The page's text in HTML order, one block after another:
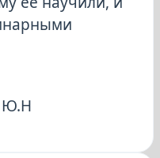
Ю.Н